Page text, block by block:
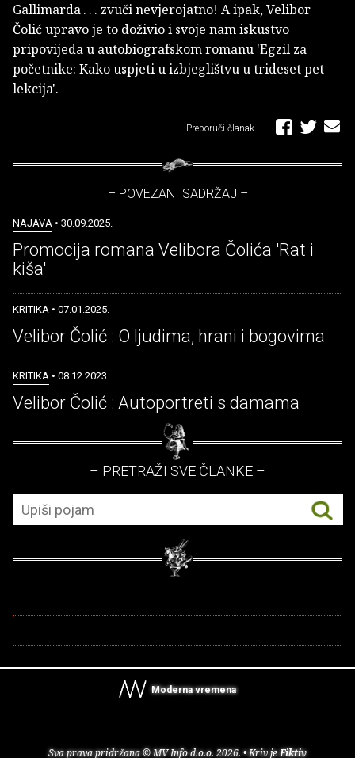
Gallimarda . . . zvuči nevjerojatno! A ipak, Velibor
Čolić upravo je to doživio i svoje nam iskustvo
pripovijeda u autobiografskom romanu 'Egzil za
početnike: Kako uspjeti u izbjeglištvu u trideset pet
lekcija'.
Preporuči članak
– POVEZANI SADRŽAJ –
NAJAVA • 30.09.2025.
Promocija romana Velibora Čolića 'Rat i
kiša'
KRITIKA • 07.01.2025.
Velibor Čolić : O ljudima, hrani i bogovima
KRITIKA • 08.12.2023.
Velibor Čolić : Autoportreti s damama
– PRETRAŽI SVE ČLANKE –
Moderna vremena
Sva prava pridržana © MV Info d.o.o. 2026. • Kriv jeFiktiv